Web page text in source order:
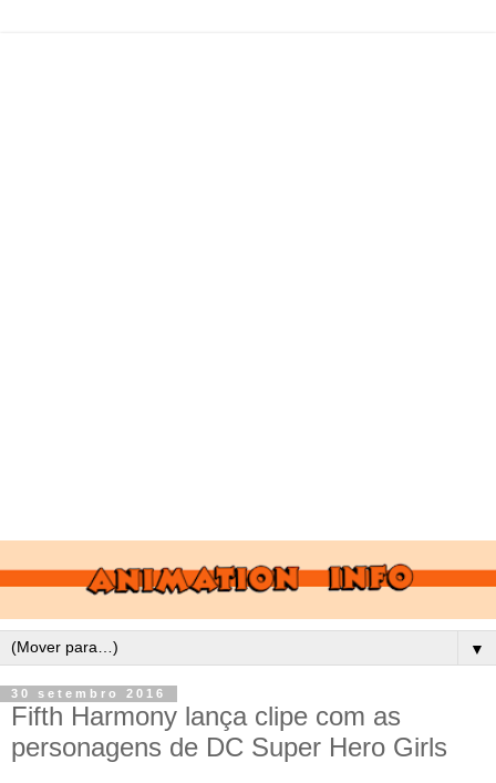
▼
30 setembro 2016
Fifth Harmony lança clipe com as
personagens de DC Super Hero Girls